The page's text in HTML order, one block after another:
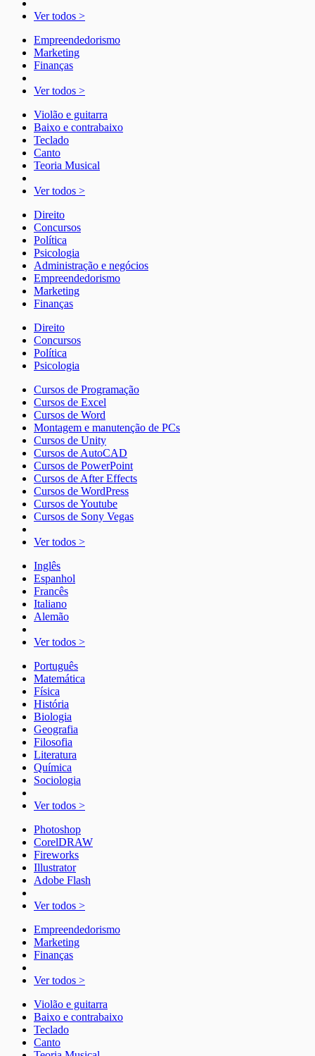
Ver todos >
Empreendedorismo
Marketing
Finanças
Ver todos >
Violão e guitarra
Baixo e contrabaixo
Teclado
Canto
Teoria Musical
Ver todos >
Direito
Concursos
Política
Psicologia
Administração e negócios
Empreendedorismo
Marketing
Finanças
Direito
Concursos
Política
Psicologia
Cursos de Programação
Cursos de Excel
Cursos de Word
Montagem e manutenção de PCs
Cursos de Unity
Cursos de AutoCAD
Cursos de PowerPoint
Cursos de After Effects
Cursos de WordPress
Cursos de Youtube
Cursos de Sony Vegas
Ver todos >
Inglês
Espanhol
Francês
Italiano
Alemão
Ver todos >
Português
Matemática
Física
História
Biologia
Geografia
Filosofia
Literatura
Química
Sociologia
Ver todos >
Photoshop
CorelDRAW
Fireworks
Illustrator
Adobe Flash
Ver todos >
Empreendedorismo
Marketing
Finanças
Ver todos >
Violão e guitarra
Baixo e contrabaixo
Teclado
Canto